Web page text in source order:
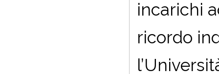
incarichi
ricordo